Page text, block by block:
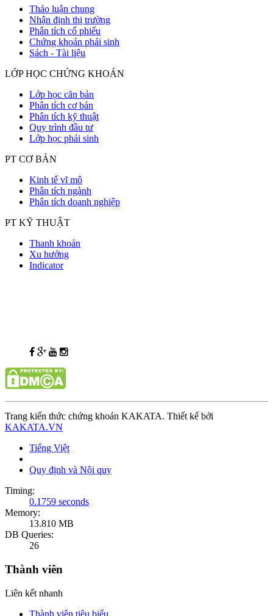
Thảo luận chung
Nhận định thị trường
Phân tích cổ phiếu
Chứng khoán phái sinh
Sách - Tài liệu
LỚP HỌC CHỨNG KHOÁN
Lớp học căn bản
Phân tích cơ bản
Phân tích kỹ thuật
Quy trình đầu tư
Lớp học phái sinh
PT CƠ BẢN
Kinh tế vĩ mô
Phân tích ngành
Phân tích doanh nghiệp
PT KỸ THUẬT
Thanh khoản
Xu hướng
Indicator
Trang kiến thức chứng khoán KAKATA. Thiết kế bởi
KAKATA.VN
Tiếng Việt
Quy định và Nội quy
Timing:
0.1759 seconds
Memory:
13.810 MB
DB Queries:
26
Thành viên
Liên kết nhanh
Thành viên tiêu biểu